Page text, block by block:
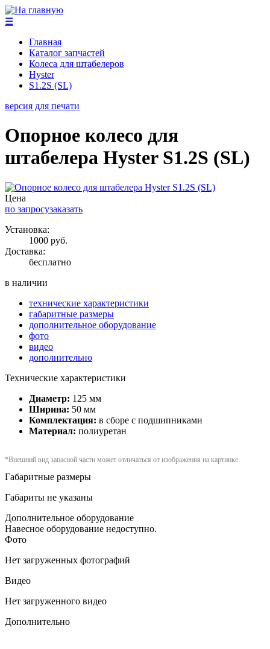
☰
Главная
Каталог запчастей
Колеса для штабелеров
Hyster
S1.2S (SL)
версия для печати
Опорное колесо для
штабелера Hyster S1.2S (SL)
Цена
по запросузаказать
Установка:
1000 руб.
Доставка:
бесплатно
в наличии
технические характеристики
габаритные размеры
дополнительное оборудование
фото
видео
дополнительно
Технические характеристики
Диаметр: 125 мм
Ширина: 50 мм
Комплектация: в сборе с подшипниками
Материал: полиуретан
*Внешний вид запасной части может отличаться от изображения на картинке.
Габаритные размеры
Габариты не указаны
Дополнительное оборудование
Навесное оборудование недоступно.
Фото
Нет загруженных фотографий
Видео
Нет загруженного видео
Дополнительно